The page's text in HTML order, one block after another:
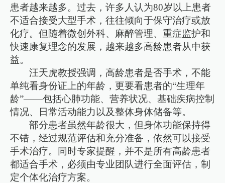
患者越来越多。过去，许多人认为80岁以上患者
不适合接受大型手术，往往倾向于保守治疗或放
化疗。但随着微创外科、麻醉管理、重症监护和
快速康复理念的发展，越来越多高龄患者从中获
益。
汪天虎教授强调，高龄患者是否手术，不能
单纯看身份证上的年龄，更要看患者的“生理年
龄”——包括心肺功能、营养状况、基础疾病控制
情况、日常活动能力以及整体身体储备等。
部分患者虽然年龄很大，但身体功能保持得
不错，经过规范评估和充分准备，依然可以接受
手术治疗。同时专家提醒，并不是所有高龄患者
都适合手术，必须由专业团队进行全面评估，制
定个体化治疗方案。